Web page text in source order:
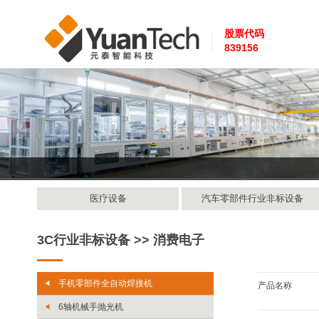
股票代码
839156
医疗设备 汽车零部件行业非标设备
3C行业非标设备 >> 消费电子
产品名称
手机零部件全自动焊接机
6轴机械手抛光机